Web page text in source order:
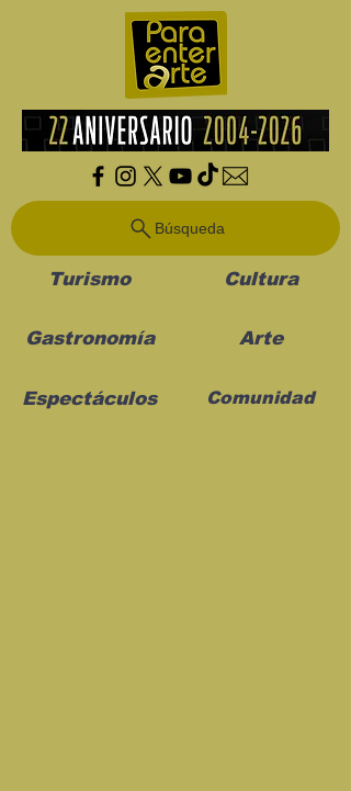
Búsqueda
Turismo Cultura
Gastronomía Arte
Espectáculos Comunidad